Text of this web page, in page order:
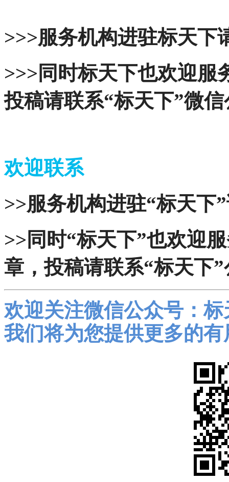
>>>服务机构进驻标天下
>>>同时标天下也欢迎服
投稿请联系“标天下”微
欢迎联系
>>服务机构进驻“标天下
>>同时“标天下”也欢迎
章，投稿请联系“标天下
欢迎关注微信公众号：
我们将为您提供更多的